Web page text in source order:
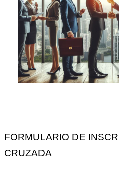
FORMULARIO DE
CRUZADA